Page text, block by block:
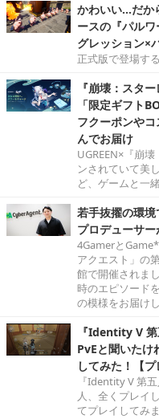
かわいい…だか
ースの『パル
グレッション×
正式版で登場す
『崩壊：スタ
「限定ギフト
フクーポンや
んでお届け
UGREEN×『崩
ンされていて美
ど、ゲームと一
若手抜擢の環
プロデューサ
4Gamerと
アクエスト」の
館で開催されま
時のエピソード
の模様をお届けし
『Identity V
PvEと聞いた
してみた！【プ
『Identity V 第
人、全くプレイ
てプレイしてみ